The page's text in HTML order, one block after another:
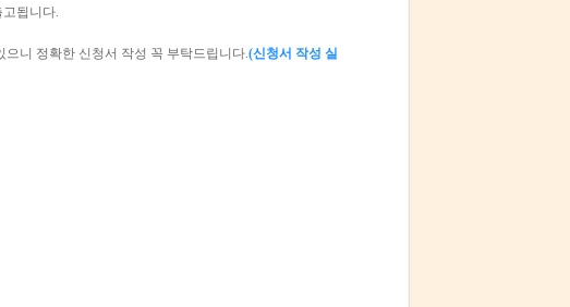
고됩니다.
니 정확한 신청서 작성 꼭 부탁드립니다.(신청서 작성 실